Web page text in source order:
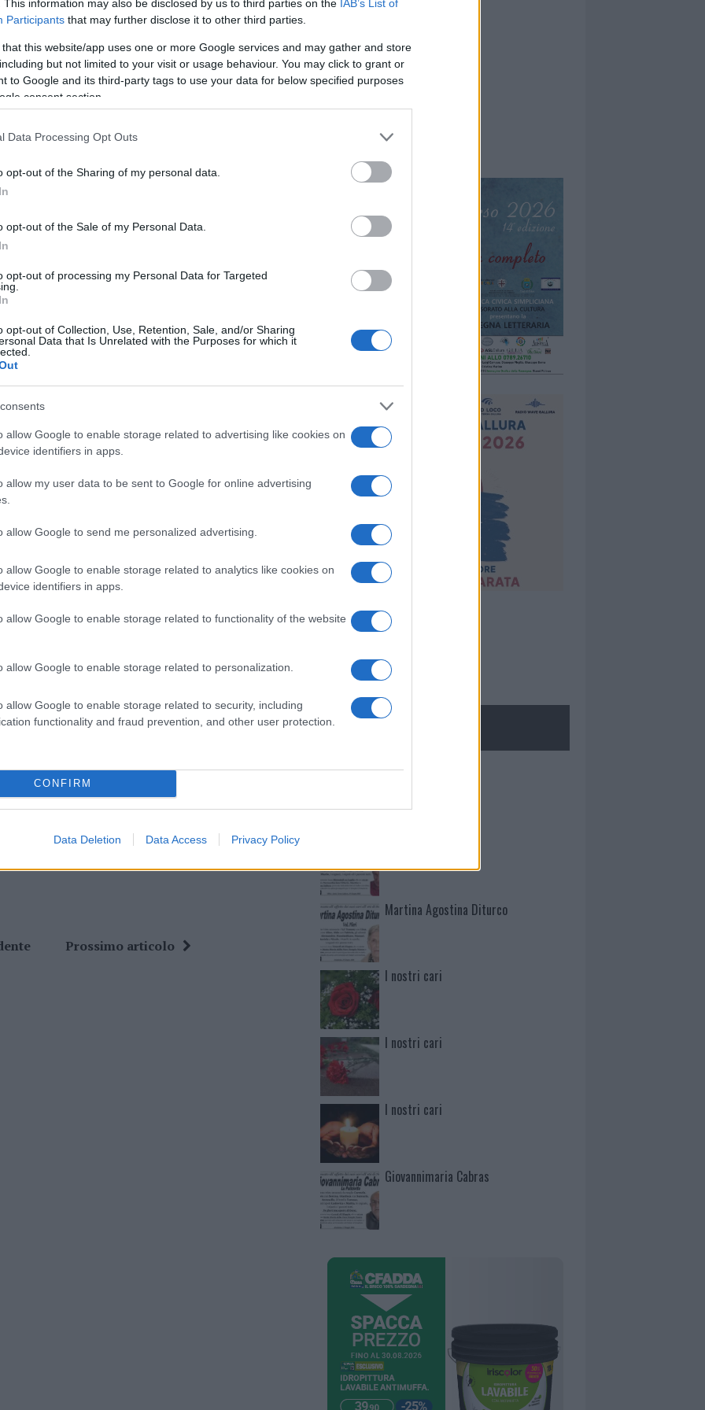
This information may also be disclosed by us to third parties on the IAB’s List of
Participants that may further disclose it to other third parties.
that this website/app uses one or more Google services and may gather and store
but not limited to your visit or usage behaviour. You may click to grant or
to Google and its third-party tags to use your data for below specified purposes
consent section.
Data Processing Opt Outs
opt-out of the Sharing of my personal data.
opt-out of the Sale of my Personal Data.
opt-out of processing my Personal Data for Targeted
opt-out of Collection, Use, Retention, Sale, and/or Sharing
Data that Is Unrelated with the Purposes for which it
allow Google to enable storage related to advertising like cookies on
identifiers in apps.
allow my user data to be sent to Google for online advertising
allow Google to send me personalized advertising.
allow Google to enable storage related to analytics like cookies on
identifiers in apps.
allow Google to enable storage related to functionality of the website
allow Google to enable storage related to personalization.
allow Google to enable storage related to security, including
functionality and fraud prevention, and other user protection.
CONFIRM
Data Deletion Data Access Privacy Policy
un’importante sfida per migliorare i servizi al
non avere dubbi su come dovrà essere la
Sardegna.
Fois ha anche annunciato un
delle strade della Gallura, che
di abbandono. La nomina del
il primo passo per restituire l’autonomia
cliccandoqui
nella sezione
di GalluraOggi.it
i tuoi video e le tue foto
+39 345 356 7512
news daGoogle News
Prossimo articolo
Mario Malu
Martina Agostina Diturco
I nostri cari
I nostri cari
I nostri cari
Giovannimaria Cabras